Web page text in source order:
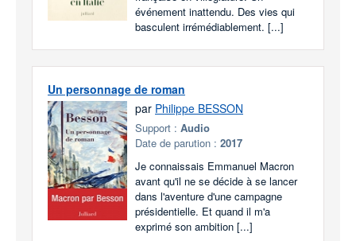
événement inattendu. Des vies qui
basculent irrémédiablement. [...]
Un personnage de roman
par Philippe BESSON
Support : Audio
Date de parution : 2017
Je connaissais Emmanuel Macron
avant qu'il ne se décide à se lancer
dans l'aventure d'une campagne
présidentielle. Et quand il m'a
exprimé son ambition [...]